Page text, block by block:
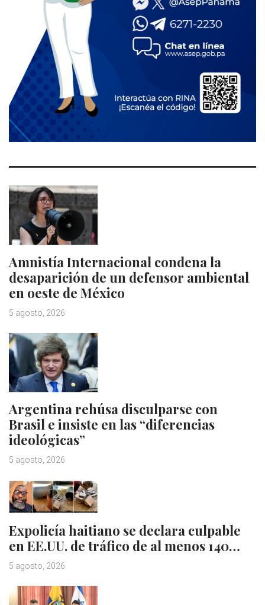
Amnistía Internacional condena la
desaparición de un defensor ambiental
en oeste de México
5 agosto, 2026
Argentina rehúsa disculparse con
Brasil e insiste en las “diferencias
ideológicas”
5 agosto, 2026
Expolicía haitiano se declara culpable
en EE.UU. de tráfico de al menos 140…
5 agosto, 2026